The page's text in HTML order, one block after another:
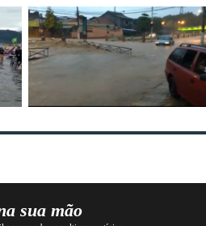
sua mão